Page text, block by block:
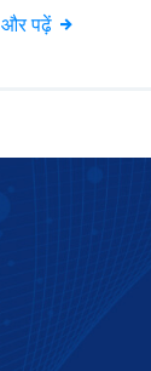
संगर्षविराम की
बाधा कम होने के
और पढ़ें